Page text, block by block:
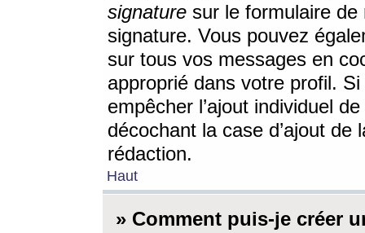
signature sur le formulaire de
signature. Vous pouvez
sur tous vos messages en
approprié dans votre profil.
empêcher l’ajout individuel
décochant la case d’ajout
rédaction.
Haut
» Comment puis-je créer